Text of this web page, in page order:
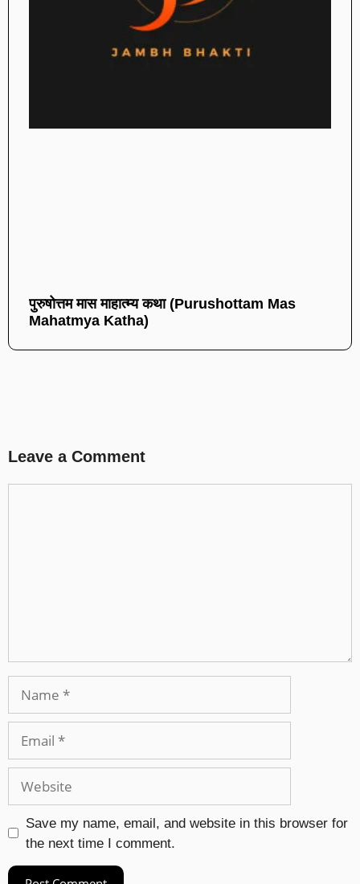
पुरुषोत्तम मास माहात्म्य कथा (Purushottam Mas
Mahatmya Katha)
Leave a Comment
Save my name, email, and website in this browser for
the next time I comment.